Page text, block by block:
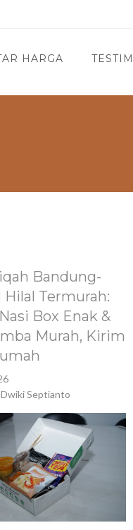
HARGA
Bandung-
Termurah:
Box Enak &
Murah, Kirim
Septianto